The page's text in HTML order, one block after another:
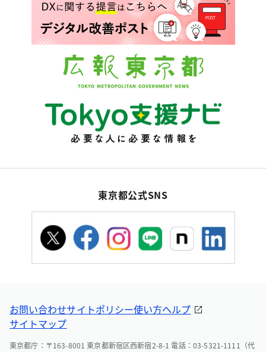
東京都公式SNS
お問い合わせサイトポリシー使い方ヘルプ
サイトマップ
東京都庁：〒163-8001 東京都新宿区西新宿2-8-1 電話：03-5321-1111（代